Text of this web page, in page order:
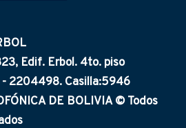
Edif. Erbol. 4to. piso
- 2204498. Casilla:5946
DE BOLIVIA © Todos